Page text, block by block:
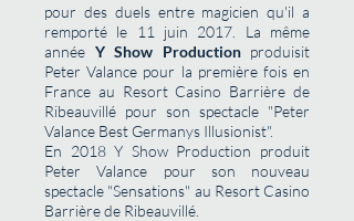
pour des duels entre magicien qu'il a
remporté le 11 juin 2017. La même
année Y Show Productionproduisit
Peter Valance pour la première fois en
France au Resort Casino Barrière de
Ribeauvillé pour son spectacle "Peter
Valance Best Germanys Illusionist".
En 2018 Y Show Production produit
Peter Valance pour son nouveau
spectacle "Sensations" au Resort Casino
Barrière de Ribeauvillé.